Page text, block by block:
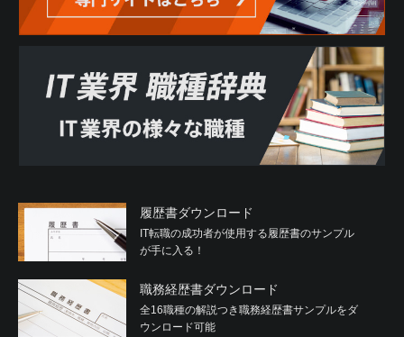
履歴書ダウンロード
IT転職の成功者が使用する履歴書のサンプル
が手に入る！
職務経歴書ダウンロード
全16職種の解説つき職務経歴書サンプルをダ
ウンロード可能